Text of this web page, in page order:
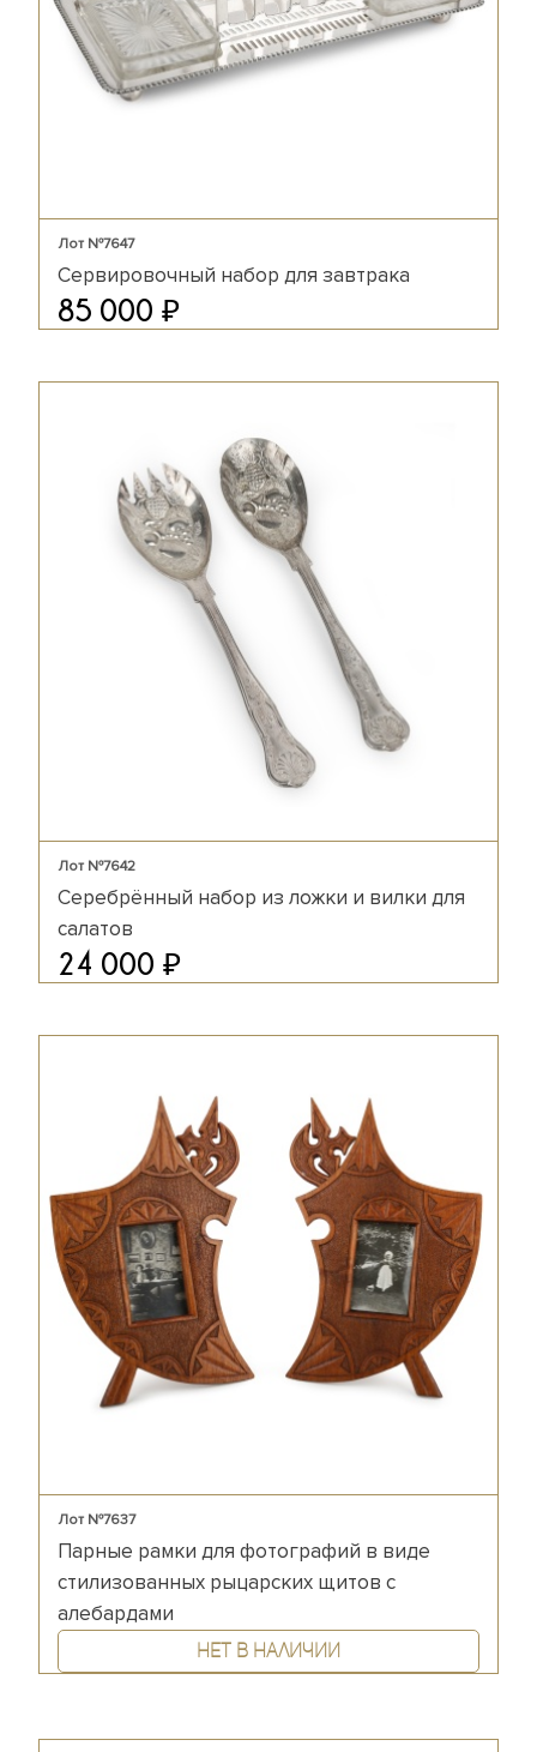
Лот №7647
Сервировочный набор для завтрака
85 000 ₽
Лот №7642
Серебрённый набор из ложки и вилки для
салатов
24 000 ₽
Лот №7637
Парные рамки для фотографий в виде
стилизованных рыцарских щитов с
алебардами
Нет в наличии